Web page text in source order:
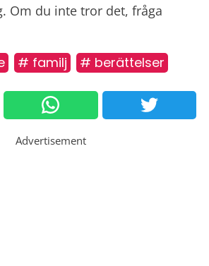
Om du inte tror det, fråga
# familj # berättelser
Advertisement